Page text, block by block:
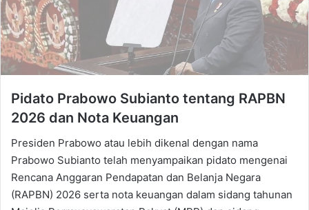
Pidato Prabowo Subianto tentang RAPBN
2026 dan Nota Keuangan
Presiden Prabowo atau lebih dikenal dengan nama
Prabowo Subianto telah menyampaikan pidato mengenai
Rencana Anggaran Pendapatan dan Belanja Negara
(RAPBN) 2026 serta nota keuangan dalam sidang tahunan